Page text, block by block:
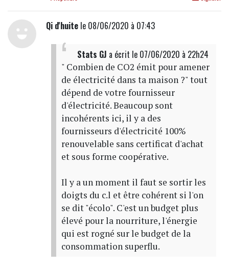
Qi d'huitele 08/06/2020 à 07:43
Stats GJ a écrit le 07/06/2020 à 22h24
" Combien de CO2 émit pour amener
de électricité dans ta maison ?" tout
dépend de votre fournisseur
d'électricité. Beaucoup sont
incohérents ici, il y a des
fournisseurs d'électricité 100%
renouvelable sans certificat d'achat
et sous forme coopérative.
Il y a un moment il faut se sortir les
doigts du c.l et être cohérent si l'on
se dit "écolo". C'est un budget plus
élevé pour la nourriture, l'énergie
qui est rogné sur le budget de la
consommation superflu.